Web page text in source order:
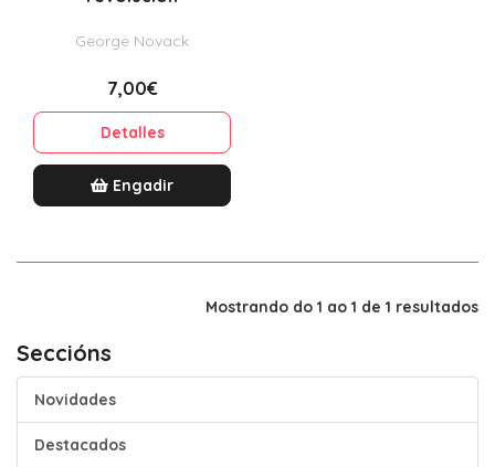
George Novack
7,00€
Detalles
Engadir
Mostrando do 1 ao 1 de 1 resultados
Seccións
Novidades
Destacados